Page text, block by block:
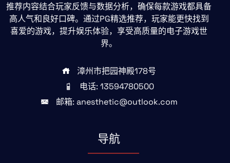
推荐内容结合玩家反馈与数据分析，确保每款游戏都具备
高人气和良好口碑。通过PG精选推荐，玩家能更快找到
喜爱的游戏，提升娱乐体验，享受高质量的电子游戏世
界。
漳州市把园神殿178号
电话: 13594780500
邮箱: anesthetic@outlook.com
导航